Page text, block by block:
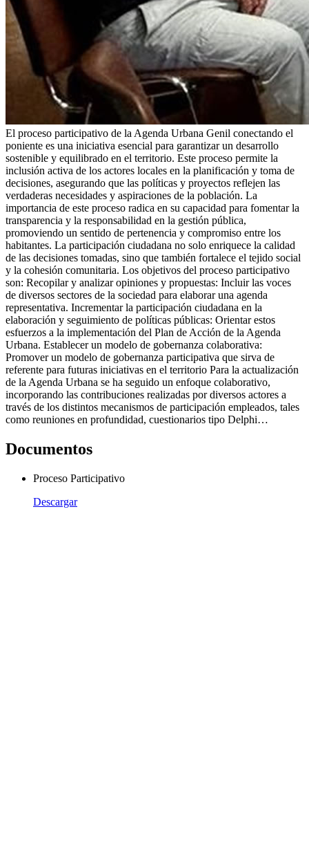
El proceso participativo de la Agenda Urbana Genil conectando el
poniente es una iniciativa esencial para garantizar un desarrollo
sostenible y equilibrado en el territorio. Este proceso permite la
inclusión activa de los actores locales en la planificación y toma de
decisiones, asegurando que las políticas y proyectos reflejen las
verdaderas necesidades y aspiraciones de la población. La
importancia de este proceso radica en su capacidad para fomentar la
transparencia y la responsabilidad en la gestión pública,
promoviendo un sentido de pertenencia y compromiso entre los
habitantes. La participación ciudadana no solo enriquece la calidad
de las decisiones tomadas, sino que también fortalece el tejido social
y la cohesión comunitaria. Los objetivos del proceso participativo
son: Recopilar y analizar opiniones y propuestas: Incluir las voces
de diversos sectores de la sociedad para elaborar una agenda
representativa. Incrementar la participación ciudadana en la
elaboración y seguimiento de políticas públicas: Orientar estos
esfuerzos a la implementación del Plan de Acción de la Agenda
Urbana. Establecer un modelo de gobernanza colaborativa:
Promover un modelo de gobernanza participativa que sirva de
referente para futuras iniciativas en el territorio Para la actualización
de la Agenda Urbana se ha seguido un enfoque colaborativo,
incorporando las contribuciones realizadas por diversos actores a
través de los distintos mecanismos de participación empleados, tales
como reuniones en profundidad, cuestionarios tipo Delphi…
Documentos
Proceso Participativo
Descargar